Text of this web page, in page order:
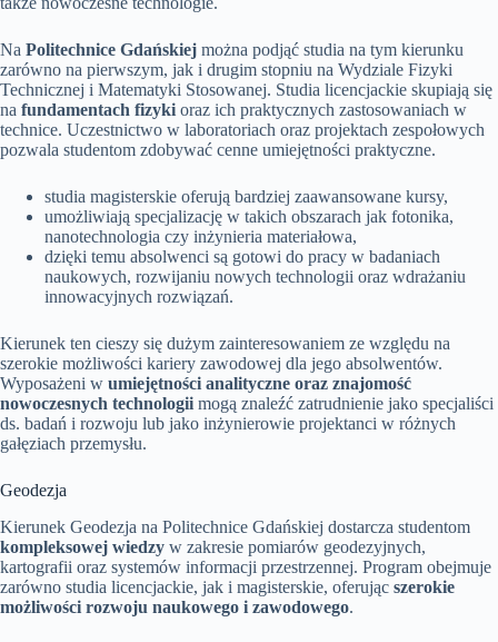
Na Politechnice Gdańskiej można podjąć studia na tym kierunku
zarówno na pierwszym, jak i drugim stopniu na Wydziale Fizyki
Technicznej i Matematyki Stosowanej. Studia licencjackie skupiają się
na fundamentach fizyki oraz ich praktycznych zastosowaniach w
technice. Uczestnictwo w laboratoriach oraz projektach zespołowych
pozwala studentom zdobywać cenne umiejętności praktyczne.
studia magisterskie oferują bardziej zaawansowane kursy,
umożliwiają specjalizację w takich obszarach jak fotonika,
nanotechnologia czy inżynieria materiałowa,
dzięki temu absolwenci są gotowi do pracy w badaniach
naukowych, rozwijaniu nowych technologii oraz wdrażaniu
innowacyjnych rozwiązań.
Kierunek ten cieszy się dużym zainteresowaniem ze względu na
szerokie możliwości kariery zawodowej dla jego absolwentów.
Wyposażeni w umiejętności analityczne oraz znajomość
nowoczesnych technologii mogą znaleźć zatrudnienie jako specjaliści
ds. badań i rozwoju lub jako inżynierowie projektanci w różnych
gałęziach przemysłu.
Geodezja
Kierunek Geodezja na Politechnice Gdańskiej dostarcza studentom
kompleksowej wiedzy w zakresie pomiarów geodezyjnych,
kartografii oraz systemów informacji przestrzennej. Program obejmuje
zarówno studia licencjackie, jak i magisterskie, oferując szerokie
możliwości rozwoju naukowego i zawodowego.